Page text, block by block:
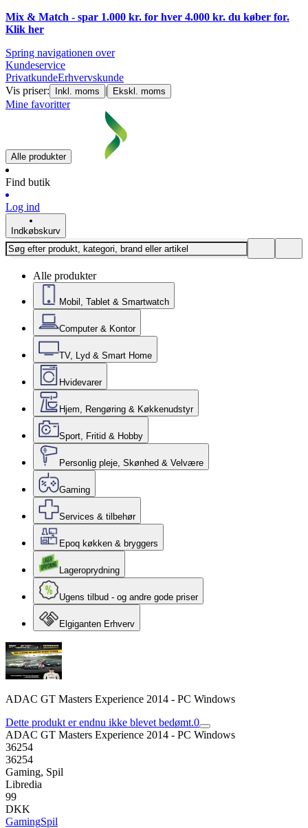
Mix & Match - spar 1.000 kr. for hver 4.000 kr. du køber for.
Klik her
Spring navigationen over
Kundeservice
PrivatkundeErhvervskunde
Vis priser:
Inkl. moms | Ekskl. moms
Mine favoritter
Alle produkter
Find butik
Log ind
Indkøbskurv
Alle produkter
Mobil, Tablet & Smartwatch
Computer & Kontor
TV, Lyd & Smart Home
Hvidevarer
Hjem, Rengøring & Køkkenudstyr
Sport, Fritid & Hobby
Personlig pleje, Skønhed & Velvære
Gaming
Services & tilbehør
Epoq køkken & bryggers
Lageroprydning
Ugens tilbud - og andre gode priser
Elgiganten Erhverv
ADAC GT Masters Experience 2014 - PC Windows
Dette produkt er endnu ikke blevet bedømt.0
ADAC GT Masters Experience 2014 - PC Windows
36254
36254
Gaming, Spil
Libredia
99
DKK
GamingSpil